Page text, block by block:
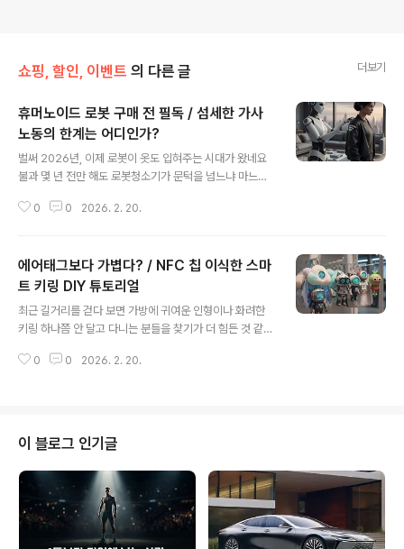
쇼핑, 할인, 이벤트 의 다른 글 더보기
휴머노이드 로봇 구매 전 필독 / 섬세한 가사
노동의 한계는 어디인가?
벌써 2026년, 이제 로봇이 옷도 입혀주는 시대가 왔네요
불과 몇 년 전만 해도 로봇청소기가 문턱을 넘느냐 마느냐
의 풍경은 참 많이 달라졌습니다. 이제는 단순히 바닥을 닦
봇이 미리 거실 온도를 맞춰두고 제가 벗어놓은 봄버자켓
을 받아서 옷걸이에 걸어주는 모습, 상상만 했던 일이 이제
는 현실이 되었습니다.최근 커뮤니티에서 가장 뜨거운 논
쟁 중 하나가 바로 "로봇이 과연 어디까지 섬세해질 수 있
니죠. 하지만 빳빳한 소재의 봄버자켓 지퍼를 맞물려 올리
0 0 2026. 2. 20.
에어태그보다 가볍다? / NFC 칩 이식한 스마
트 키링 DIY 튜토리얼
최근 길거리를 걷다 보면 가방에 귀여운 인형이나 화려한
키링 하나쯤 안 달고 다니는 분들을 찾기가 더 힘든 것 같아
자기표현 수단으로 완전히 자리 잡았죠. 하지만 이 예쁜 키
직접 경험하고 구축해본, 가방 키링에 초소형 NFC 칩을 이
식해 만드는 스마트 분실 방지 시스템에 대해 깊이 있게 다
뤄보려고 해요.사실 저도 얼마 전까지만 해도 고가의 디자
이너 백에 달린 키링이 그저 '예쁨' 담당인 줄로만 알았습니
다. 그런데 해외여행을 준비하면서 소매치기나 분실 걱정
이 앞서더라고요. 에..
0 0 2026. 2. 20.
이 블로그 인기글